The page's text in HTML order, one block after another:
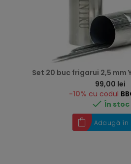
Set 20 buc frigarui 2,5 mm
99,00 lei
-10% cu codul
 În stoc
Adaugă în